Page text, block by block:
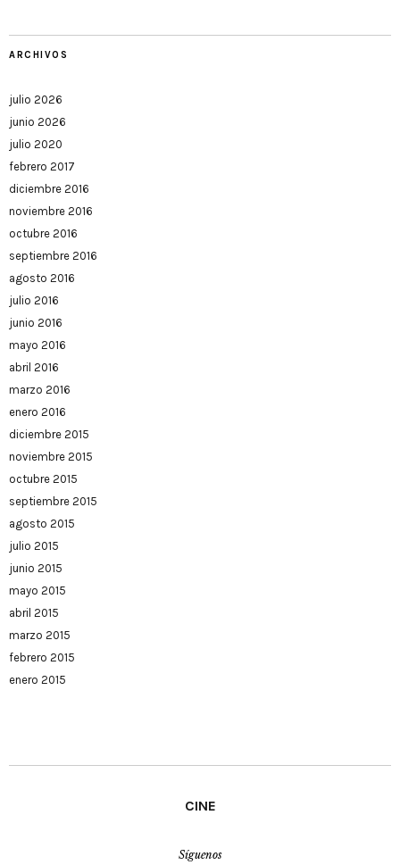
ARCHIVOS
julio 2026
junio 2026
julio 2020
febrero 2017
diciembre 2016
noviembre 2016
octubre 2016
septiembre 2016
agosto 2016
julio 2016
junio 2016
mayo 2016
abril 2016
marzo 2016
enero 2016
diciembre 2015
noviembre 2015
octubre 2015
septiembre 2015
agosto 2015
julio 2015
junio 2015
mayo 2015
abril 2015
marzo 2015
febrero 2015
enero 2015
CINE
Síguenos